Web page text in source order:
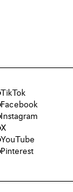
TikTok
Facebook
Instagram
X
YouTube
Pinterest